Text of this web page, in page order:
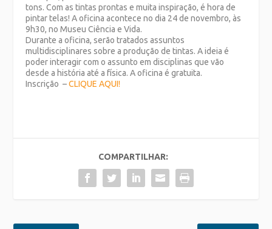
tons. Com as tintas prontas e muita inspiração, é hora de
pintar telas! A oficina acontece no dia 24 de novembro, às
9h30, no Museu Ciência e Vida.
Durante a oficina, serão tratados assuntos
multidisciplinares sobre a produção de tintas. A ideia é
poder interagir com o assunto em disciplinas que vão
desde a história até a física. A oficina é gratuita.
Inscrição –CLIQUE AQUI!
COMPARTILHAR: